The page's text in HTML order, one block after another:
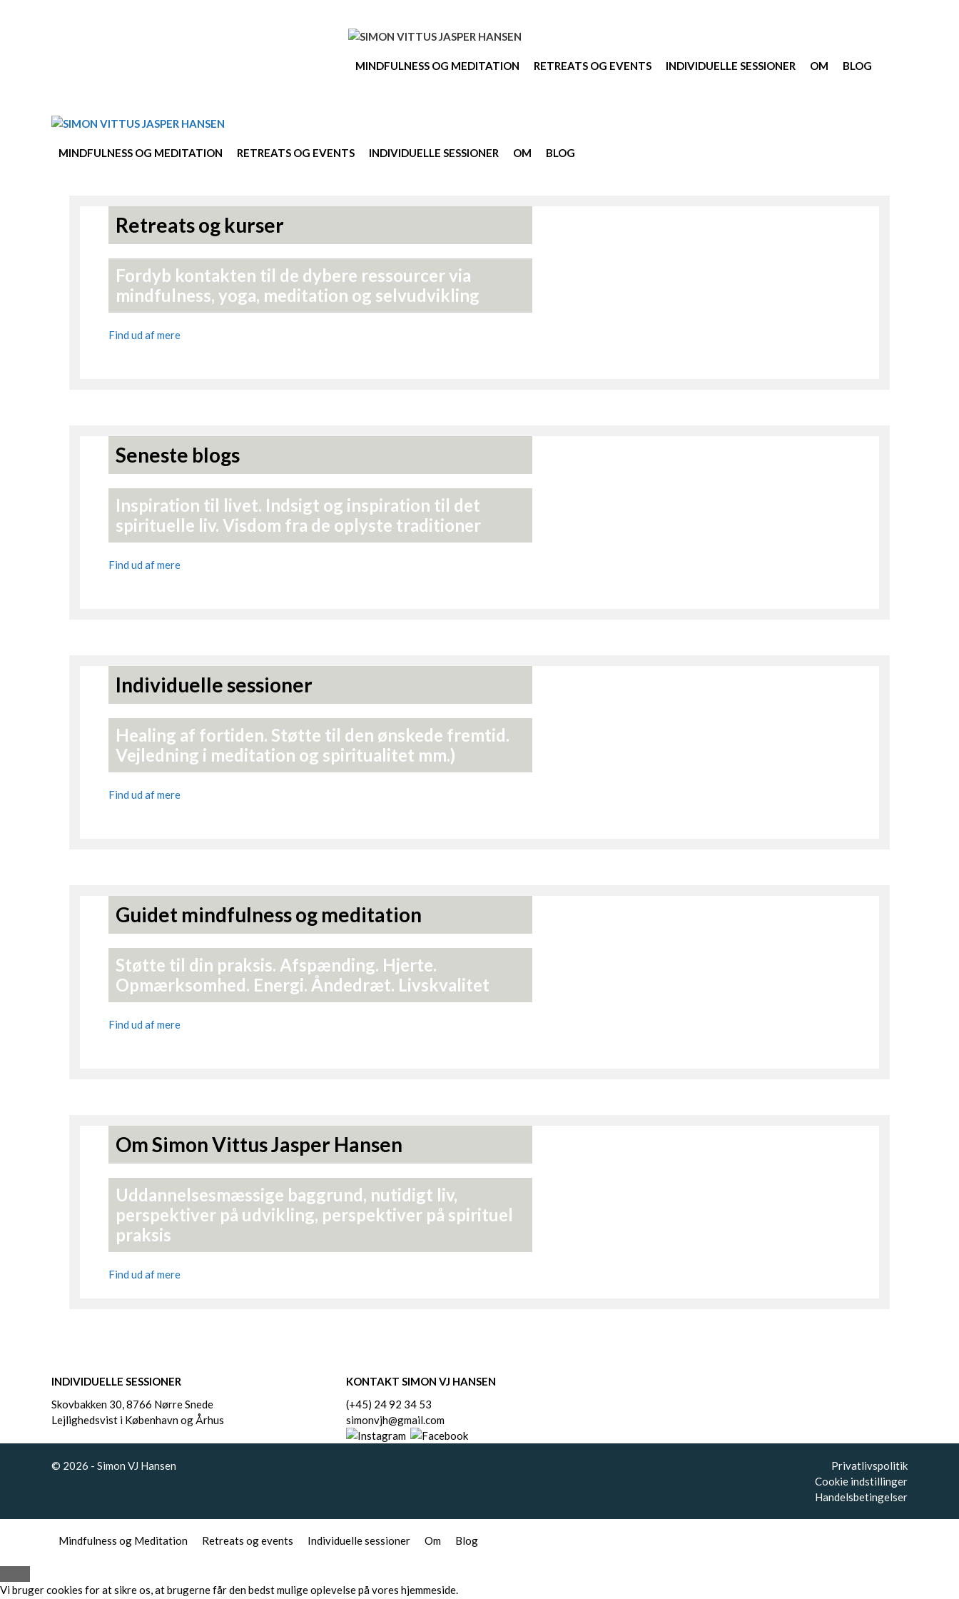
MINDFULNESS OG MEDITATION RETREATS OG EVENTS INDIVIDUELLE SESSIONER OM BLOG
MINDFULNESS OG MEDITATION RETREATS OG EVENTS INDIVIDUELLE SESSIONER OM BLOG
Retreats og kurser
Fordyb kontakten til de dybere ressourcer via
mindfulness, yoga, meditation og selvudvikling
Find ud af mere
Seneste blogs
Inspiration til livet. Indsigt og inspiration til det
spirituelle liv. Visdom fra de oplyste traditioner
Find ud af mere
Individuelle sessioner
Healing af fortiden. Støtte til den ønskede fremtid.
Vejledning i meditation og spiritualitet mm.)
Find ud af mere
Guidet mindfulness og meditation
Støtte til din praksis. Afspænding. Hjerte.
Opmærksomhed. Energi. Åndedræt. Livskvalitet
Find ud af mere
Om Simon Vittus Jasper Hansen
Uddannelsesmæssige baggrund, nutidigt liv,
perspektiver på udvikling, perspektiver på spirituel
praksis
Find ud af mere
INDIVIDUELLE SESSIONER
Skovbakken 30, 8766 Nørre Snede
Lejlighedsvist i København og Århus
KONTAKT SIMON VJ HANSEN
(+45) 24 92 34 53
simonvjh@gmail.com
Privatlivspolitik
Cookie indstillinger
Handelsbetingelser
© 2026 - Simon VJ Hansen
Mindfulness og Meditation Retreats og events Individuelle sessioner Om Blog
Close
Vi bruger cookies for at sikre os, at brugerne får den bedst mulige oplevelse på vores hjemmeside.